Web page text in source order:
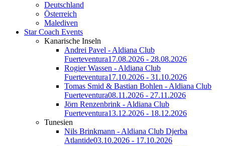
Deutschland
Österreich
Malediven
Star Coach Events
Kanarische Inseln
Andrei Pavel - Aldiana Club
Fuerteventura17.08.2026 - 28.08.2026
Rogier Wassen - Aldiana Club
Fuerteventura17.10.2026 - 31.10.2026
Tomas Smid & Bastian Bohlen - Aldiana Club
Fuerteventura08.11.2026 - 27.11.2026
Jörn Renzenbrink - Aldiana Club
Fuerteventura13.12.2026 - 18.12.2026
Tunesien
Nils Brinkmann - Aldiana Club Djerba
Atlantide03.10.2026 - 17.10.2026